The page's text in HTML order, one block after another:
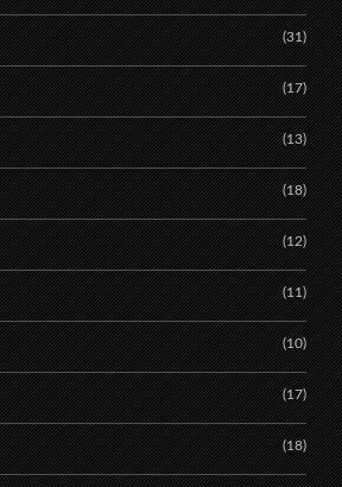
(31)
(17)
(13)
(18)
(12)
(11)
(10)
(17)
(18)